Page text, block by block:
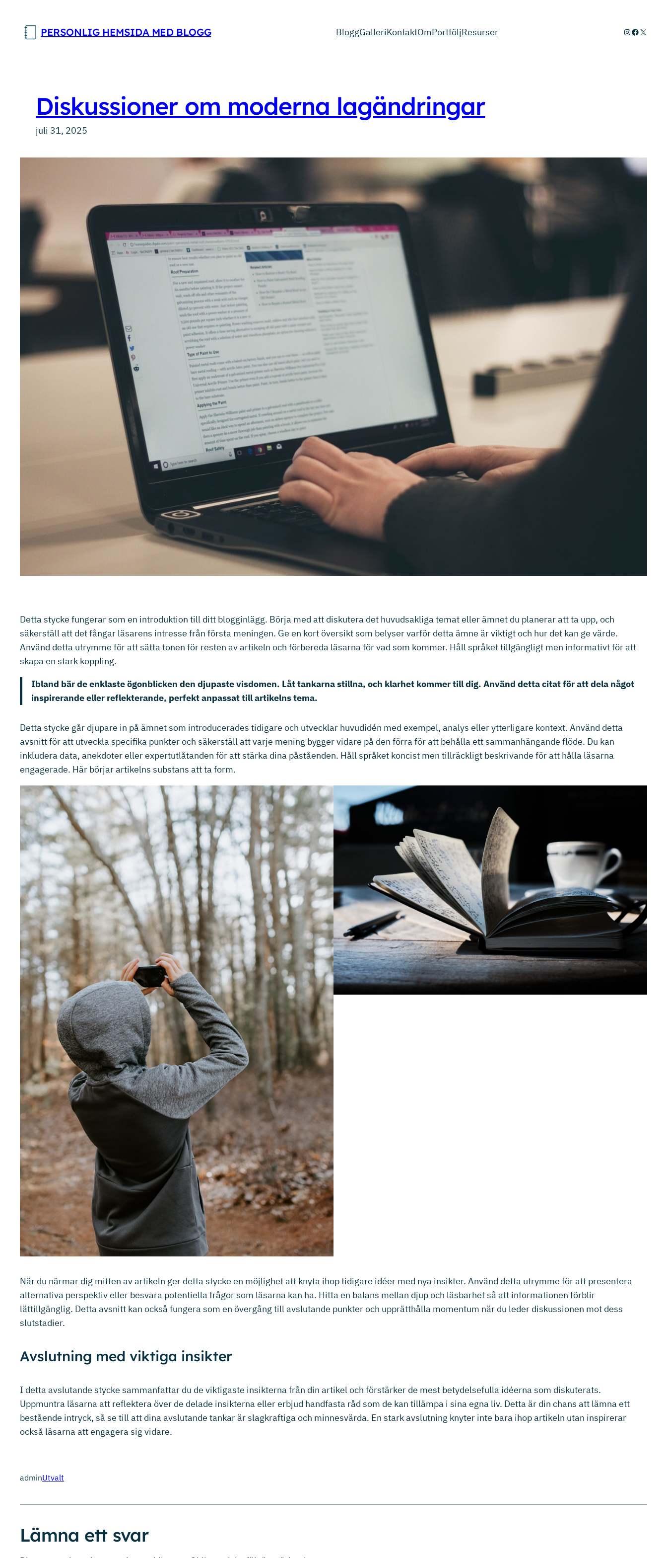
innehåll PERSONLIG HEMSIDA MED BLOGG BloggGalleriKontaktOmPortföljResurser Instagram
Facebook
X
Diskussioner om moderna lagändringar
juli 31, 2025
Detta stycke fungerar som en introduktion till ditt blogginlägg. Börja med att diskutera det huvudsakliga temat eller ämnet du planerar att ta upp, och
säkerställ att det fångar läsarens intresse från första meningen. Ge en kort översikt som belyser varför detta ämne är viktigt och hur det kan ge värde.
Använd detta utrymme för att sätta tonen för resten av artikeln och förbereda läsarna för vad som kommer. Håll språket tillgängligt men informativt för att
skapa en stark koppling.
Ibland bär de enklaste ögonblicken den djupaste visdomen. Låt tankarna stillna, och klarhet kommer till dig. Använd detta citat för att dela något
inspirerande eller reflekterande, perfekt anpassat till artikelns tema.
Detta stycke går djupare in på ämnet som introducerades tidigare och utvecklar huvudidén med exempel, analys eller ytterligare kontext. Använd detta
avsnitt för att utveckla specifika punkter och säkerställ att varje mening bygger vidare på den förra för att behålla ett sammanhängande flöde. Du kan
inkludera data, anekdoter eller expertutlåtanden för att stärka dina påståenden. Håll språket koncist men tillräckligt beskrivande för att hålla läsarna
engagerade. Här börjar artikelns substans att ta form.
När du närmar dig mitten av artikeln ger detta stycke en möjlighet att knyta ihop tidigare idéer med nya insikter. Använd detta utrymme för att presentera
alternativa perspektiv eller besvara potentiella frågor som läsarna kan ha. Hitta en balans mellan djup och läsbarhet så att informationen förblir
lättillgänglig. Detta avsnitt kan också fungera som en övergång till avslutande punkter och upprätthålla momentum när du leder diskussionen mot dess
slutstadier.
Avslutning med viktiga insikter
I detta avslutande stycke sammanfattar du de viktigaste insikterna från din artikel och förstärker de mest betydelsefulla idéerna som diskuterats.
Uppmuntra läsarna att reflektera över de delade insikterna eller erbjud handfasta råd som de kan tillämpa i sina egna liv. Detta är din chans att lämna ett
bestående intryck, så se till att dina avslutande tankar är slagkraftiga och minnesvärda. En stark avslutning knyter inte bara ihop artikeln utan inspirerar
också läsarna att engagera sig vidare.
adminUtvalt
Lämna ett svar